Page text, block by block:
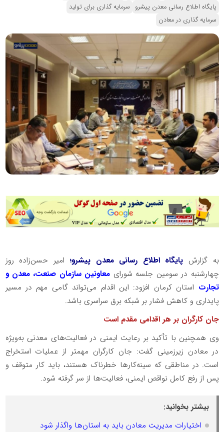
پایگاه اطلاع رسانی معدن پیشرو سرمایه گذاری برای تولید
سرمایه گذاری در معادن
به گزارش پایگاه اطلاع رسانی معدن پیشرو؛ امیر حسن‌زاده روز
چهارشنبه در سومین جلسه شورای معاونین سازمان صنعت، معدن و
تجارت استان کرمان افزود: این اقدام می‌تواند گامی مهم در مسیر
پایداری و کاهش فشار بر شبکه برق سراسری باشد.
جان کارگران بر هر اقدامی مقدم است
وی همچنین با تأکید بر رعایت ایمنی در فعالیت‌های معدنی به‌ویژه
در معادن زیرزمینی گفت: جان کارگران مهمتر از عملیات استخراج
است. در مناطقی که سینه‌کارها خطرناک هستند، باید کار متوقف و
پس از رفع کامل نواقص ایمنی، فعالیت‌ها از سر گرفته شود.
بیشتر بخوانید:
اختیارات مدیریت معادن باید به استان‌ها واگذار شود